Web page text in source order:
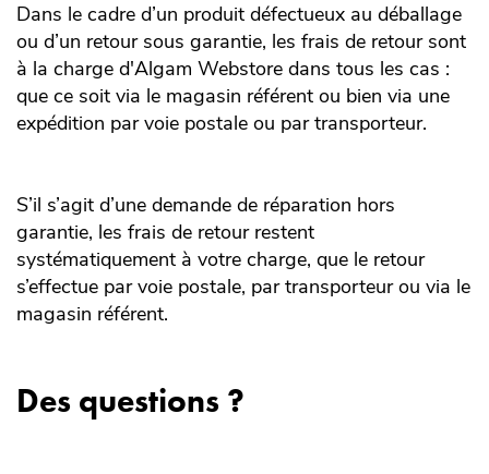
Dans le cadre d’un produit défectueux au déballage
ou d’un retour sous garantie, les frais de retour sont
à la charge d'Algam Webstore dans tous les cas :
que ce soit via le magasin référent ou bien via une
expédition par voie postale ou par transporteur.
S’il s’agit d’une demande de réparation hors
garantie, les frais de retour restent
systématiquement à votre charge, que le retour
s’effectue par voie postale, par transporteur ou via le
magasin référent.
Des questions ?